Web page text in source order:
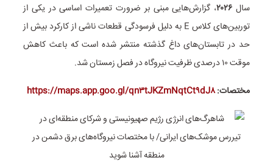
سال ۲۰۲۶، گزارش‌هایی مبنی بر ضرورت تعمیرات اساسی در یکی از
توربین‌های کلاس E به دلیل فرسودگی قطعات ناشی از کارکرد بیش از
حد در تابستان‌های داغ گذشته منتشر شده است که باعث کاهش
موقت ۱۰ درصدی ظرفیت نیروگاه در فصل زمستان شد.
مختصات:https://maps.app.goo.gl/qn۳tJKZmNqtCt۹dJ۸